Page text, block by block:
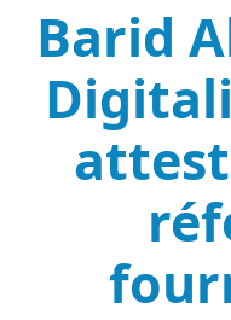
Barid